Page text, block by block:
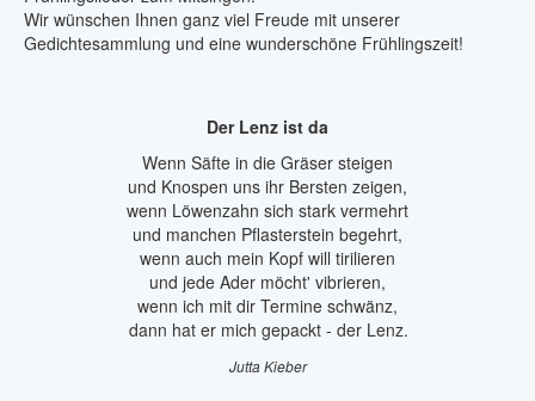
Wir wünschen Ihnen ganz viel Freude mit unserer
Gedichtesammlung und eine wunderschöne Frühlingszeit!
Der Lenz ist da
Wenn Säfte in die Gräser steigen
und Knospen uns ihr Bersten zeigen,
wenn Löwenzahn sich stark vermehrt
und manchen Pflasterstein begehrt,
wenn auch mein Kopf will tirilieren
und jede Ader möcht' vibrieren,
wenn ich mit dir Termine schwänz,
dann hat er mich gepackt - der Lenz.
Jutta Kieber